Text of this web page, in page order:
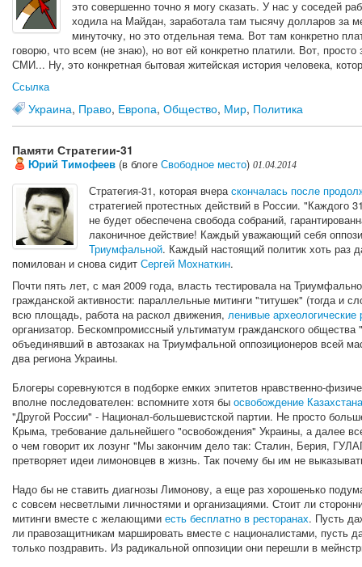
это совершенно точно я могу сказать. У нас у соседей
ходила на Майдан, заработала там тысячу долларов за
минуточку, но это отдельная тема. Вот там конкретно
говорю, что всем (не знаю), но вот ей конкретно платили. Вот,
СМИ... Ну, это конкретная бытовая житейская история человека,
Ссылка
Украина, Право, Европа, Общество, Мир, Политика
Памяти Стратегии-31
Юрий Тимофеев (в блоге Свободное место) 01.04.2014
Стратегия-31, которая вчераскончалась после
стратегией протестных действий в России.
не будет обеспечена свобода собраний,
лаконичное действие! Каждый уважающий себя
Триумфальной. Каждый настоящий политик хоть раз
помилован и снова сидит Сергей Мохнаткин.
Почти пять лет, с мая 2009 года, власть тестировала на
гражданской активности: параллельные митинги "титушек" (тогда и
всю площадь, работа на раскол движения, ленивые археологические
организатор. Бескомпромиссный ультиматум гражданского
объединявший в автозаках на Триумфальной оппозиционеров всей
два региона Украины.
Блогеры соревнуются в подборке емких эпитетов нравственно-
вполне последователен: вспомните хотя бы освобождение Казахстана
"Другой России" - Национал-большевистской партии. Не просто
Крыма, требование дальнейшего "освобождения" Украины, а далее
о чем говорит их лозунг "Мы закончим дело так: Сталин, Берия,
претворяет идеи лимоновцев в жизнь. Так почему бы им не
Надо бы не ставить диагнозы Лимонову, а еще раз хорошенько
с совсем несветлыми личностями и организациями. Стоит ли
митинги вместе с желающими есть бесплатно в ресторанах. Пусть
ли правозащитникам маршировать вместе с националистами, пусть
только поздравить. Из радикальной оппозиции они перешли в